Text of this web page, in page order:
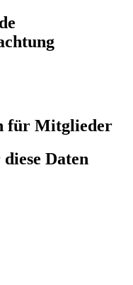
für Mitglieder
Daten